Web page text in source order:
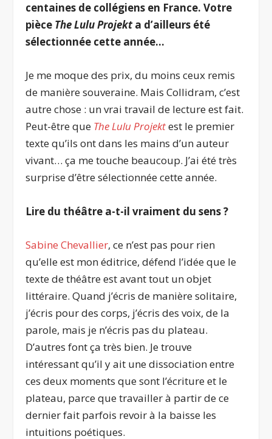
centaines de collégiens en France. Votre
pièce The Lulu Projekta d’ailleurs été
sélectionnée cette année…
Je me moque des prix, du moins ceux remis
de manière souveraine. Mais Collidram, c’est
autre chose : un vrai travail de lecture est fait.
Peut-être que The Lulu Projektest le premier
texte qu’ils ont dans les mains d’un auteur
vivant… ça me touche beaucoup. J’ai été très
surprise d’être sélectionnée cette année.
Lire du théâtre a-t-il vraiment du sens ?
Sabine Chevallier, ce n’est pas pour rien
qu’elle est mon éditrice, défend l’idée que le
texte de théâtre est avant tout un objet
littéraire. Quand j’écris de manière solitaire,
j’écris pour des corps, j’écris des voix, de la
parole, mais je n’écris pas du plateau.
D’autres font ça très bien. Je trouve
intéressant qu’il y ait une dissociation entre
ces deux moments que sont l’écriture et le
plateau, parce que travailler à partir de ce
dernier fait parfois revoir à la baisse les
intuitions poétiques.